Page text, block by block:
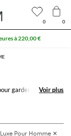
garder avec vous
pour homme en
Voir plus
Voir plus
0 0
à 220,00 €